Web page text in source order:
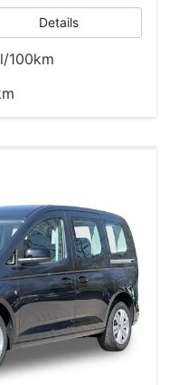
Details
100km